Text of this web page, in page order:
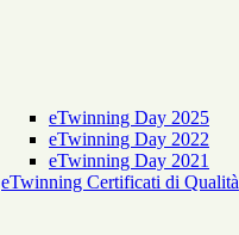
eTwinning Day 2025
eTwinning Day 2022
eTwinning Day 2021
eTwinning Certificati di Qualità